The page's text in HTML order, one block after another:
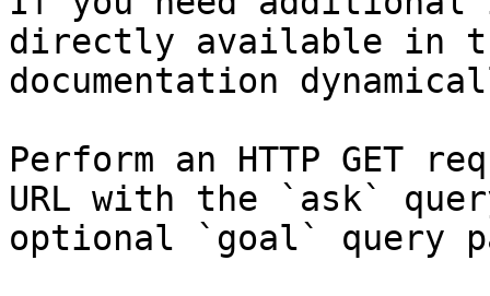
directly available in
documentation
Perform an HTTP GET
URL with the `ask`
optional `goal` query